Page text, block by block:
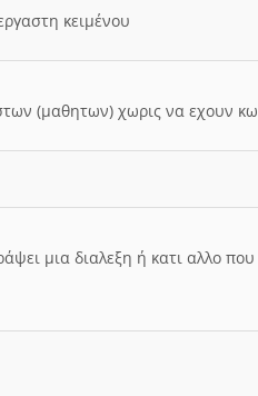
κειμένου
(μαθητων) χωρις να εχουν
μια διαλεξη ή κατι αλλο